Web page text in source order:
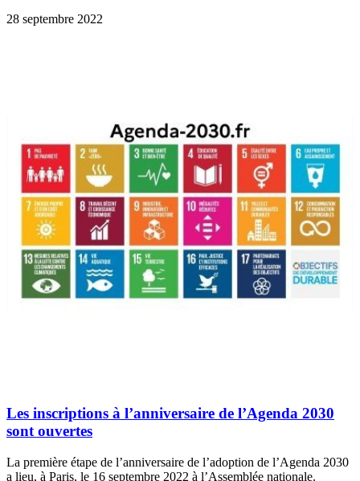
28 septembre 2022
Les inscriptions à l’anniversaire de l’Agenda 2030
sont ouvertes
La première étape de l’anniversaire de l’adoption de l’Agenda 2030
a lieu, à Paris, le 16 septembre 2022 à l’Assemblée nationale.